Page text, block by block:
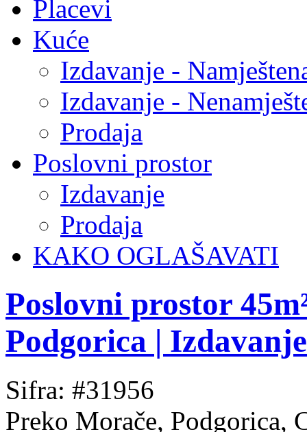
Placevi
Kuće
Izdavanje -
Izdavanje -
Prodaja
Poslovni prostor
Izdavanje
Prodaja
KAKO OGLAŠAVATI
Poslovni prostor
Podgorica |
Sifra: #31956
Preko Morače, Podgorica,